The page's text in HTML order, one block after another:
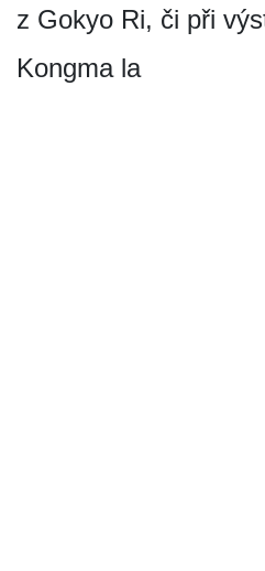
z Gokyo Ri, či při
Kongma la